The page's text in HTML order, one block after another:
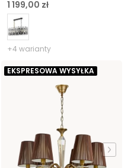
1 199,00 zł
+4 warianty
EKSPRESOWA WYSYŁKA